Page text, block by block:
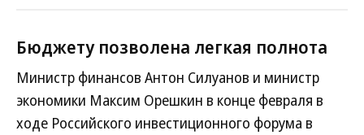
Бюджету позволена легкая полнота
Министр финансов Антон Силуанов и министр
экономики Максим Орешкин в конце февраля в
ходе Российского инвестиционного форума в